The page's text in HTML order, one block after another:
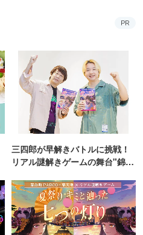
PR
三四郎が早解きバトルに挑戦！
リアル謎解きゲームの舞台"錦糸